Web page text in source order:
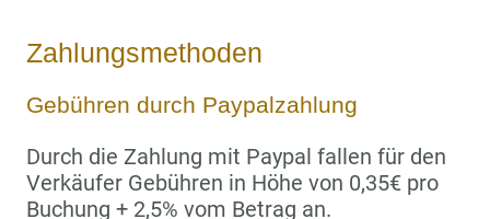
Zahlungsmethoden
Gebühren durch Paypalzahlung
Durch die Zahlung mit Paypal fallen für den
Verkäufer Gebühren in Höhe von 0,35€ pro
Buchung + 2,5% vom Betrag an.